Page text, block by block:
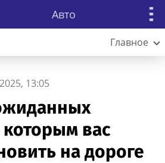
Авто
Главное
13:05
вас
на дороге